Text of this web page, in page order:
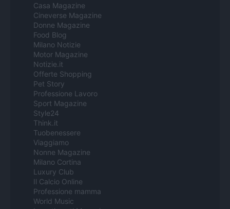
Casa Magazine
Cineverse Magazine
Donne Magazine
Food Blog
Milano Notizie
Motor Magazine
Notizie.it
Offerte Shopping
Pet Story
Professione Lavoro
Sport Magazine
Style24
Think.it
Tuobenessere
Viaggiamo
Nonne Magazine
Milano Cortina
Luxury Club
Il Calcio Online
Professione mamma
World Music